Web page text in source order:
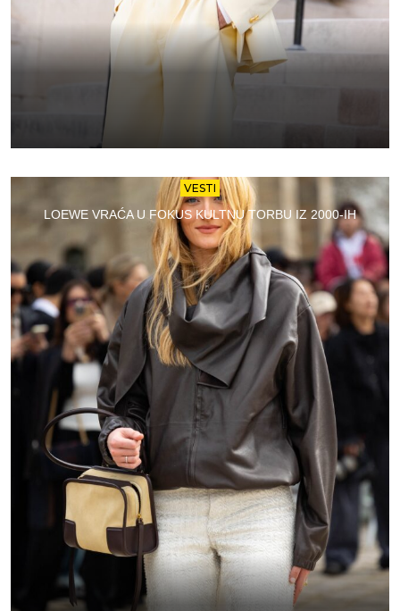
VESTI
LOEWE VRAĆA U FOKUS KULTNU TORBU IZ 2000-IH